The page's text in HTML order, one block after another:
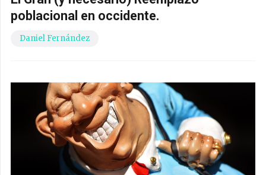
poblacional en occidente.
Daniel Fernández